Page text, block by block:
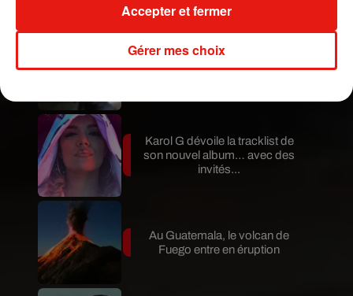
Mundo Latino
Karol G dévoile la tracklist de
son nouvel album… avec des
invités...
Au Guatemala, le volcan de
Fuego entre en éruption
Gérer mes choix
Accepter et fermer